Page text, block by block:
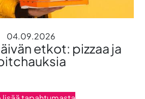
04.09.2026
etkot: pizzaa ja